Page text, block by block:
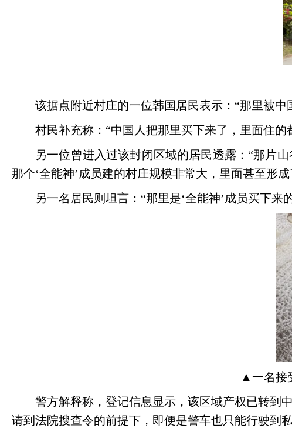
该据点附近村庄的一位韩国居民表示： “那里被中
村民补充称： “中国人把那里买下来了，里面住
另一位曾进入过该封闭区域的居民透露： “那片
那个‘全能神’成员建的村庄规模非常大，里面甚至形
另一名居民则坦言： “那里是‘全能神’成员买下
▲ 一名接
警方解释称，登记信息显示，该区域产权已转到
请到法院搜查令的前提下，即便是警车也只能行驶到